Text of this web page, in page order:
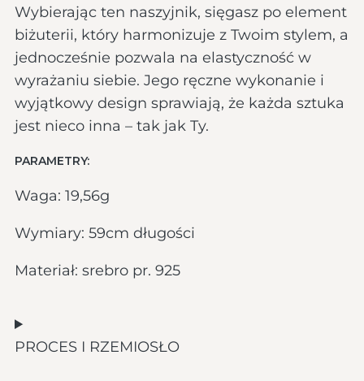
Wybierając ten naszyjnik, sięgasz po element
biżuterii, który harmonizuje z Twoim stylem, a
jednocześnie pozwala na elastyczność w
wyrażaniu siebie. Jego ręczne wykonanie i
wyjątkowy design sprawiają, że każda sztuka
jest nieco inna – tak jak Ty.
PARAMETRY:
Waga: 19,56g
Wymiary: 59cm długości
Materiał: srebro pr. 925
PROCES I RZEMIOSŁO